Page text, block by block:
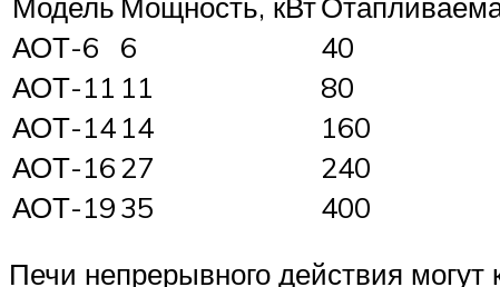
АОТ-6
6 40
АОТ-11 11 80
АОТ-14 14 160
АОТ-1627 240
АОТ-1935 400
Печи непрерывного действия